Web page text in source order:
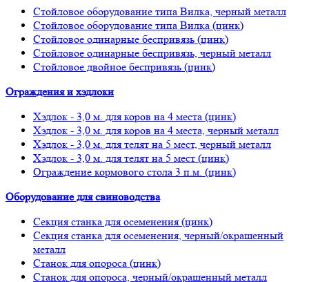
Стойловое оборудование типа Вилка, черный металл
Стойловое оборудование типа Вилка (цинк)
Стойловое одинарные беспривязь (цинк)
Стойловое одинарные беспривязь, черный металл
Стойловое двойное беспривязь (цинк)
Ограждения и хэдлоки
Хэдлок - 3,0 м. для коров на 4 места (цинк)
Хэдлок - 3,0 м. для коров на 4 места, черный металл
Хэдлок - 3,0 м. для телят на 5 мест, черный металл
Хэдлок - 3,0 м. для телят на 5 мест (цинк)
Ограждение кормового стола 3 п.м. (цинк)
Оборудование для свиноводства
Секция станка для осеменения (цинк)
Секция станка для осеменения, черный/окрашенный
металл
Станок для опороса (цинк)
Станок для опороса, черный/окрашенный металл